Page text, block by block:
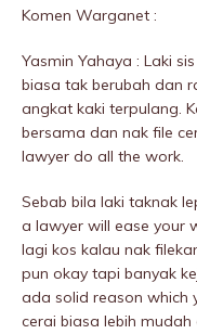
Komen Warganet :
Yasmin Yahaya : Laki
biasa tak berubah dan
angkat kaki terpulang.
bersama dan nak file
lawyer do all the work.
Sebab bila laki taknak
a lawyer will ease your
lagi kos kalau nak
pun okay tapi banyak
ada solid reason which
cerai biasa lebih